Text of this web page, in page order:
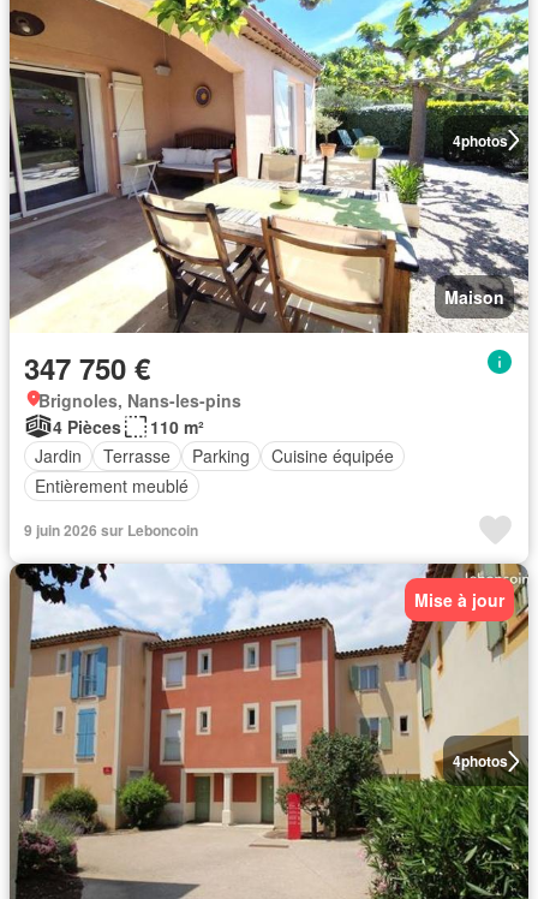
4photos
Maison
347 750 €
Brignoles, Nans-les-pins
4 Pièces
110 m²
Jardin
Terrasse Parking
Cuisine équipée
Entièrement meublé
9 juin 2026 sur Leboncoin
4photos
Mise à jour